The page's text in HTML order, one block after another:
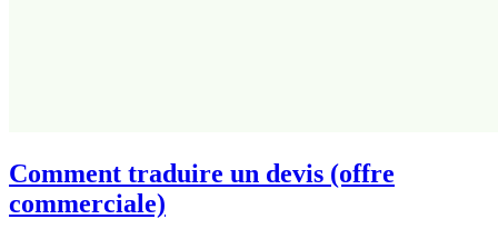
Comment traduire un devis (offre
commerciale)